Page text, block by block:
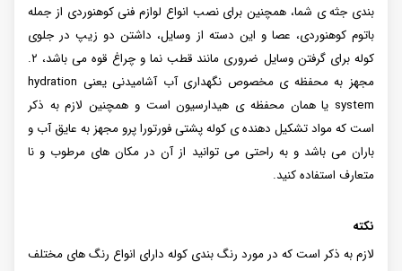
بندی جثه ی شما، همچنین برای نصب انواع لوازم فنی کوهنوردی از جمله
باتوم کوهنوردی، عصا و این دسته از وسایل، داشتن دو زیپ در جلوی
کوله برای گرفتن وسایل ضروری مانند قطب نما و چراغ قوه می باشد، ۲.
مجهز به محفظه ی مخصوص نگهداری آب آشامیدنی یعنی hydration
system یا همان محفظه ی هیدارسیون است و همچنین لازم به ذکر
است که مواد تشکیل دهنده ی کوله پشتی فورتورا پرو مجهز به عایق آب و
باران می باشد و به راحتی می توانید از آن در مکان های مرطوب و نا
متعارف استفاده کنید.
نکته
لازم به ذکر است که در مورد رنگ‌ بندی کوله دارای انواع رنگ های مختلف